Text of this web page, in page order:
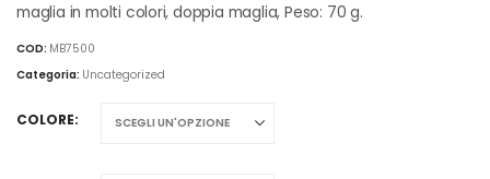
maglia in molti colori, doppia maglia, Peso: 70 g.
COD: MB7500
Categoria: Uncategorized
COLORE